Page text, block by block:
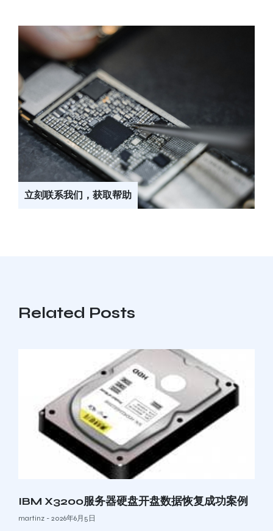
立刻联系我们，获取帮助
Related Posts
IBM X3200服务器硬盘开盘数据恢复成功案例
martinz 2026年6月5日